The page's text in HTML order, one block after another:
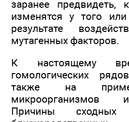
заранее предвидеть,
изменятся у того
результате
мутагенных факторов.
К настоящему
гомологических
также на
микроорганизмов
Причины